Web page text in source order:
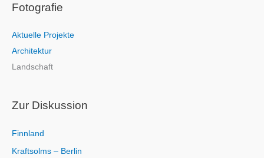
h
n
n
a
h
Fotografie
Aktuelle Projekte
Architektur
Landschaft
Zur Diskussion
Finnland
Kraftsolms – Berlin